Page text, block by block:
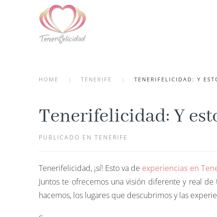
Skip to main content
HOME TENERIFE TENERIFELICIDAD: Y
Tenerifelicidad: Y
PUBLICADO EN TENERIFE
Tenerifelicidad, ¡sí! Esto va de experiencias en
Juntos te ofrecemos una visión diferente y real
hacemos, los lugares que descubrimos y las